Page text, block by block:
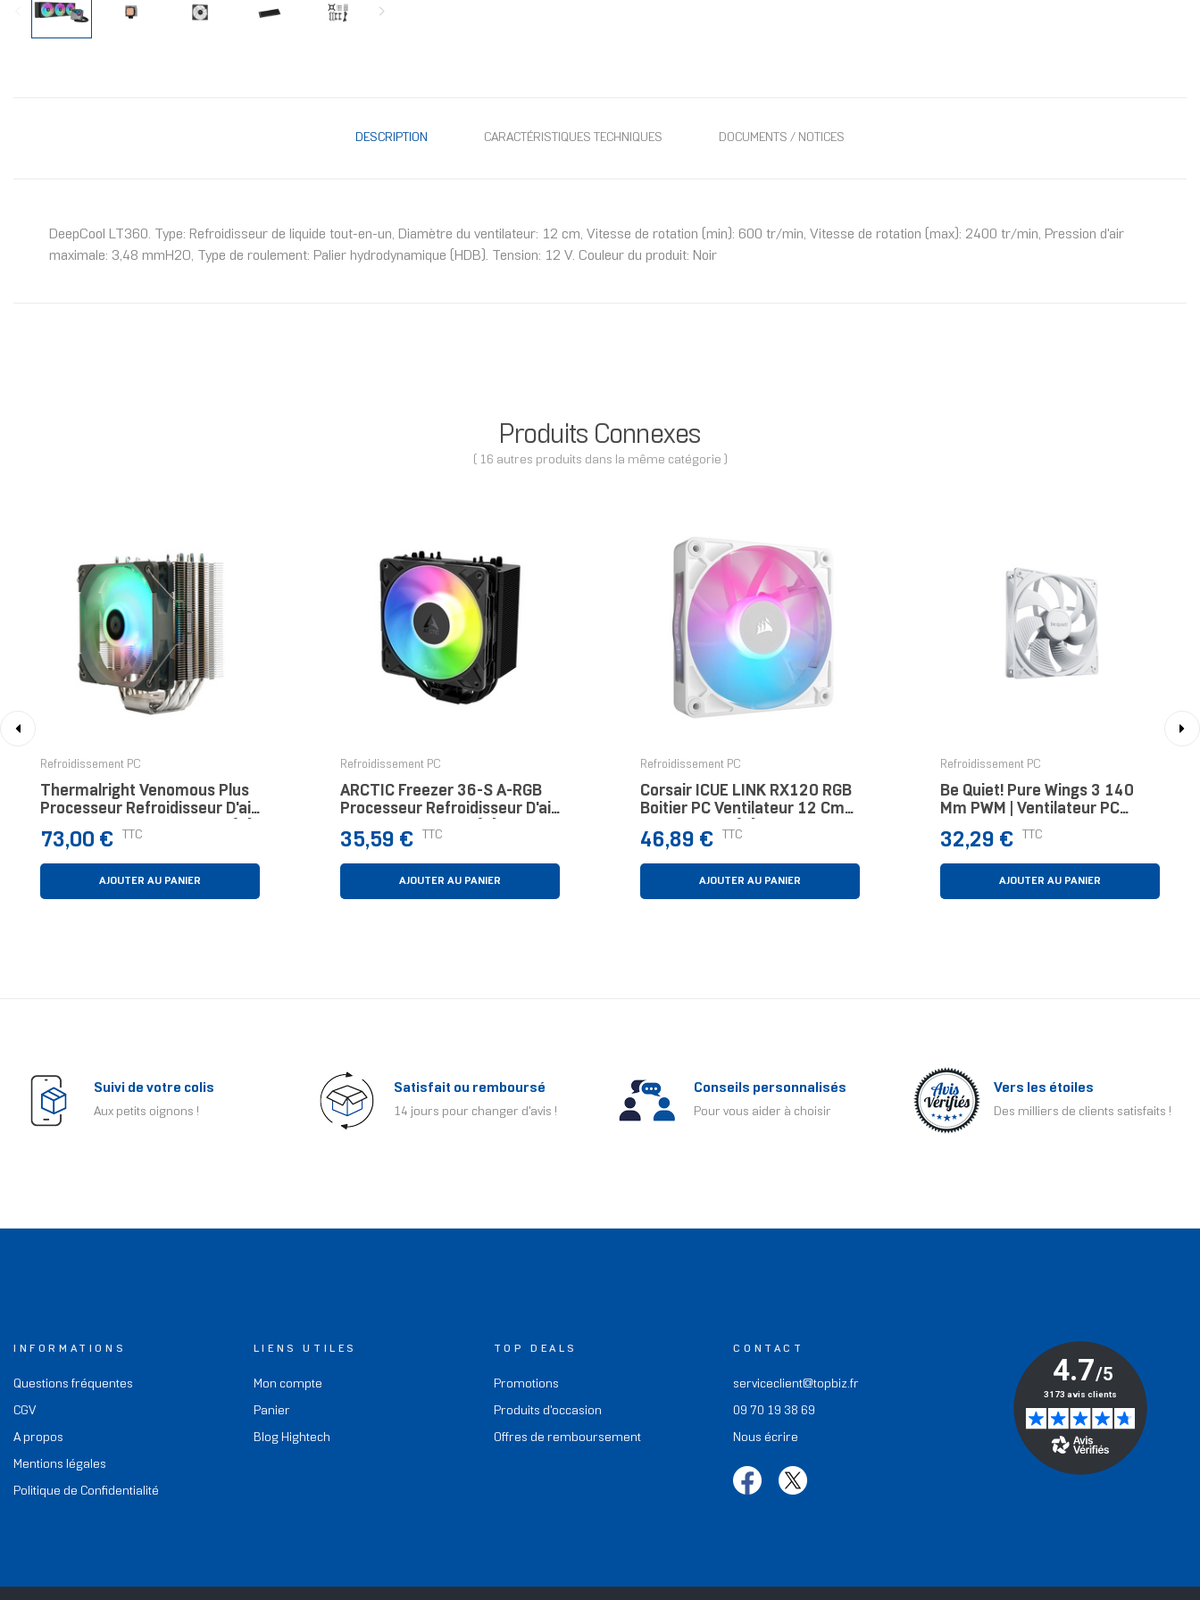
DESCRIPTION CARACTÉRISTIQUES TECHNIQUES DOCUMENTS / NOTICES
DeepCool LT360. Type: Refroidisseur de liquide tout-en-un, Diamètre du ventilateur: 12 cm, Vitesse de rotation (min): 600 tr/min, Vitesse de rotation (max): 2400 tr/min, Pression d'air
maximale: 3,48 mmH2O, Type de roulement: Palier hydrodynamique (HDB). Tension: 12 V. Couleur du produit: Noir
Produits Connexes
( 16 autres produits dans la même catégorie )
Refroidissement PC
Thermalright Venomous Plus
Processeur Refroidisseur D'air
Chrome, Gris, Acier 1 Pièce(s)
Prix
73,00 € TTC
AJOUTER AU PANIER
Refroidissement PC
ARCTIC Freezer 36-S A-RGB
Processeur Refroidisseur D'air
12 Cm Noir 1 Pièce(s)
Prix
35,59 € TTC
AJOUTER AU PANIER
Refroidissement PC
Corsair ICUE LINK RX120 RGB
Boitier PC Ventilateur 12 Cm
Blanc 1 Pièce(s)
Prix
46,89 € TTC
AJOUTER AU PANIER
Refroidissement PC
Be Quiet! Pure Wings 3 140
Mm PWM | Ventilateur PC
Prix
32,29 € TTC
AJOUTER AU PANIER
Suivi de votre colis
Aux petits oignons !
Satisfait ou remboursé
14 jours pour changer d'avis !
Conseils personnalisés
Pour vous aider à choisir
Vers les étoiles
Des milliers de clients satisfaits !
INFORMATIONS
Questions fréquentes
CGV
A propos
Mentions légales
Politique de Confidentialité
LIENS UTILES
Mon compte
Panier
Blog Hightech
TOP DEALS
Promotions
Produits d'occasion
Offres de remboursement
CONTACT
serviceclient@topbiz.fr
09 70 19 38 69
Nous écrire